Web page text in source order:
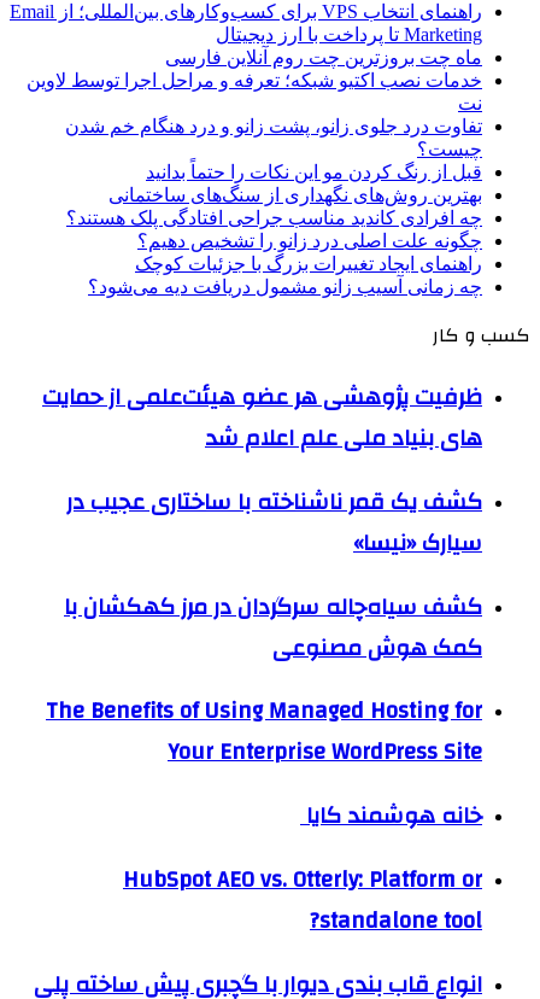
راهنمای انتخاب VPS برای کسب‌وکارهای بین‌المللی؛ از Email
Marketing تا پرداخت با ارز دیجیتال
ماه چت بروزترین چت روم آنلاین فارسی
خدمات نصب اکتیو شبکه؛ تعرفه و مراحل اجرا توسط لاوین
نت
تفاوت درد جلوی زانو، پشت زانو و درد هنگام خم شدن
چیست؟
قبل از رنگ کردن مو این نکات را حتماً بدانید
بهترین روش‌های نگهداری از سنگ‌های ساختمانی
چه افرادی کاندید مناسب جراحی افتادگی پلک هستند؟
چگونه علت اصلی درد زانو را تشخیص دهیم؟
راهنمای ایجاد تغییرات بزرگ با جزئیات کوچک
چه زمانی آسیب زانو مشمول دریافت دیه می‌شود؟
کسب و کار
ظرفیت پژوهشی هر عضو هیئت‌علمی از حمایت
های بنیاد ملی علم اعلام شد
کشف یک قمر ناشناخته با ساختاری عجیب در
سیارک «نیسا»
کشف سیاه‌چاله سرگردان در مرز کهکشان با
کمک هوش مصنوعی
The Benefits of Using Managed Hosting for
Your Enterprise WordPress Site
خانه هوشمند کایا
HubSpot AEO vs. Otterly: Platform or
standalone tool?
انواع قاب بندی دیوار با گچبری پیش ساخته پلی